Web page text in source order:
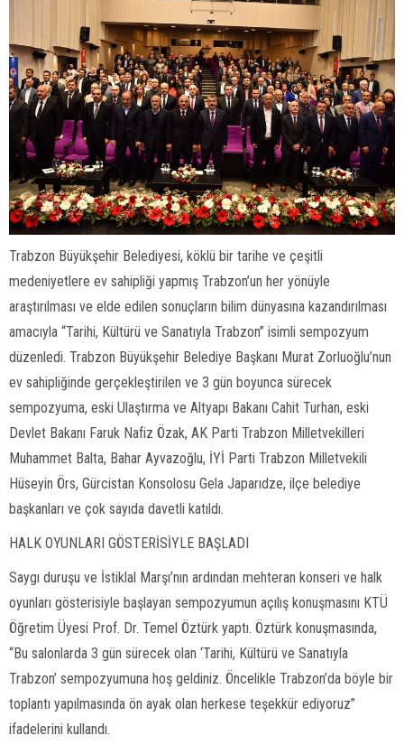
Trabzon Büyükşehir Belediyesi, köklü bir tarihe ve çeşitli
medeniyetlere ev sahipliği yapmış Trabzon’un her yönüyle
araştırılması ve elde edilen sonuçların bilim dünyasına kazandırılması
amacıyla “Tarihi, Kültürü ve Sanatıyla Trabzon” isimli sempozyum
düzenledi. Trabzon Büyükşehir Belediye Başkanı Murat Zorluoğlu’nun
ev sahipliğinde gerçekleştirilen ve 3 gün boyunca sürecek
sempozyuma, eski Ulaştırma ve Altyapı Bakanı Cahit Turhan, eski
Devlet Bakanı Faruk Nafiz Özak, AK Parti Trabzon Milletvekilleri
Muhammet Balta, Bahar Ayvazoğlu, İYİ Parti Trabzon Milletvekili
Hüseyin Örs, Gürcistan Konsolosu Gela Japarıdze, ilçe belediye
başkanları ve çok sayıda davetli katıldı.
HALK OYUNLARI GÖSTERİSİYLE BAŞLADI
Saygı duruşu ve İstiklal Marşı’nın ardından mehteran konseri ve halk
oyunları gösterisiyle başlayan sempozyumun açılış konuşmasını KTÜ
Öğretim Üyesi Prof. Dr. Temel Öztürk yaptı. Öztürk konuşmasında,
“Bu salonlarda 3 gün sürecek olan ‘Tarihi, Kültürü ve Sanatıyla
Trabzon’ sempozyumuna hoş geldiniz. Öncelikle Trabzon’da böyle bir
toplantı yapılmasında ön ayak olan herkese teşekkür ediyoruz”
ifadelerini kullandı.